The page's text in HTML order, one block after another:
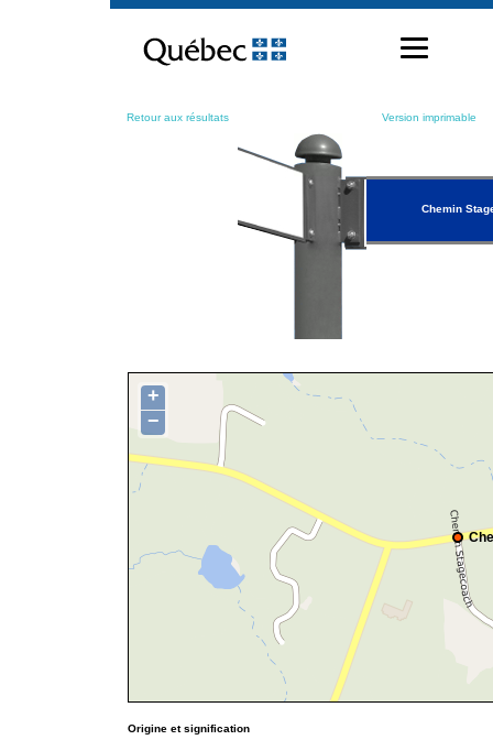
contenu
Retour aux résultats Version imprimable
Chemin
+
−
Origine et signification